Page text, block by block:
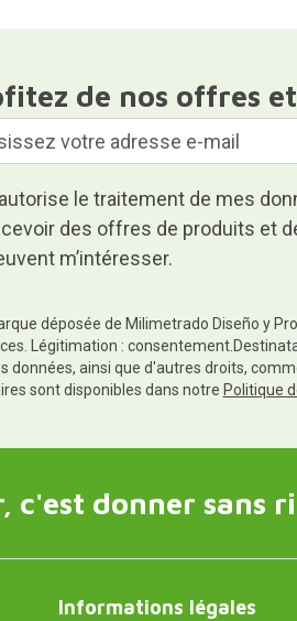
de nos offres
le traitement de mes
des offres de produits et
m’intéresser.
déposée de Milimetrado Diseño y
Légitimation :
données, ainsi que d'autres droits,
sont disponibles dans notre Politique
c'est donner sans
Informations légales